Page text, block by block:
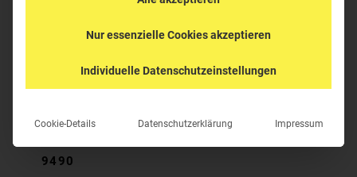
9490
Nur essenzielle Cookies akzeptieren
Individuelle Datenschutzeinstellungen
Cookie-Details Datenschutzerklärung Impressum